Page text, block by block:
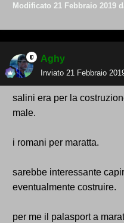
Modificato 21 Febbraio 2019
Aghy
Inviato 21 Febbraio
salini era per la
male.
i romani per maratta.
sarebbe interessante
eventualmente costruire.
per me il palasport a